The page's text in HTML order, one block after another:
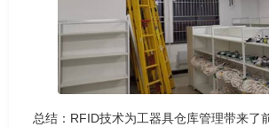
总结：RFID技术为工器具仓库管理带来了